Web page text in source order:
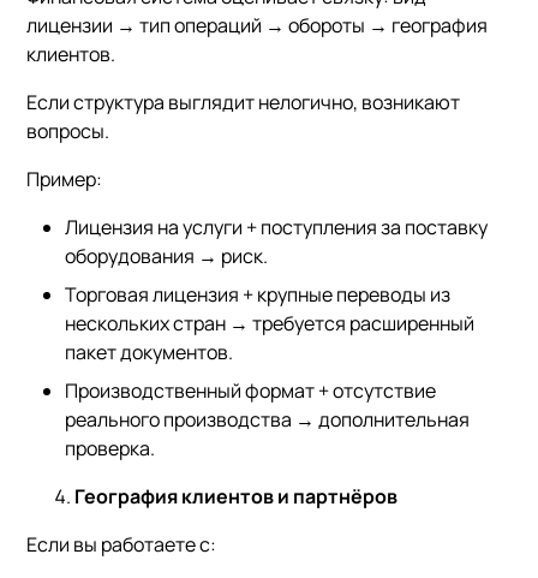
лицензии → тип операций → обороты → география
клиентов.
Если структура выглядит нелогично, возникают
вопросы.
Пример:
Лицензия на услуги + поступления за поставку
оборудования → риск.
Торговая лицензия + крупные переводы из
нескольких стран → требуется расширенный
пакет документов.
Производственный формат + отсутствие
реального производства → дополнительная
проверка.
География клиентов и партнёров
Если вы работаете с: